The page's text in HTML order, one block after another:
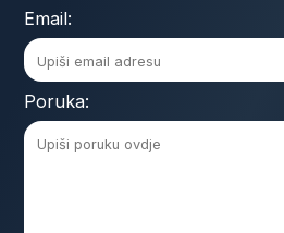
Email:
Poruka: